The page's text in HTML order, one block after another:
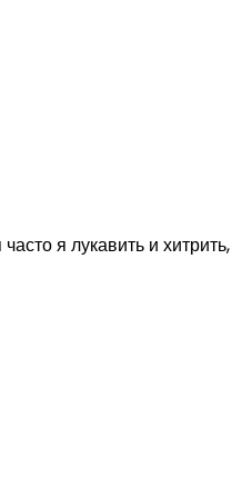
я лукавить и хитрить,